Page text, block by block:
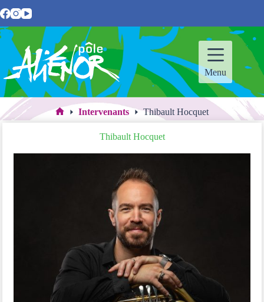
au
contenu
Menu
Accueil
Intervenants Thibault Hocquet
Thibault Hocquet